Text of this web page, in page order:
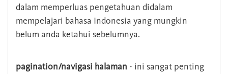
dalam memperluas pengetahuan didalam
mempelajari bahasa Indonesia yang mungkin
belum anda ketahui sebelumnya.
pagination/navigasi halaman - ini sangat penting